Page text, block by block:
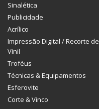
Sinalética
Publicidade
Acrílico
Impressão Digital / Recorte de
Vinil
Troféus
Técnicas & Equipamentos
Esferovite
Corte & Vinco